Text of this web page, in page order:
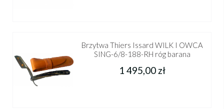
Brzytwa Thiers Issard WILK I OWCA
SING-6/8-188-RH róg barana
1 495,00 zł